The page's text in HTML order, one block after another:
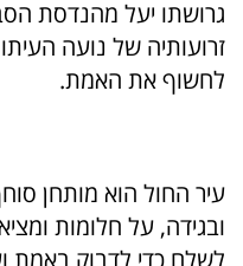
גרושתו יעל מהנדסת
זרועותיה של נועה
לחשוף את האמת.
עיר החול הוא מותחן
ובגידה, על חלומות
לשלם כדי לדבוק באמת